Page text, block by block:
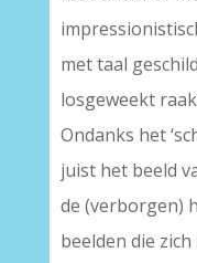
met taal
losgeweekt
Ondanks het
juist het beeld
de (verborgen)
beelden die